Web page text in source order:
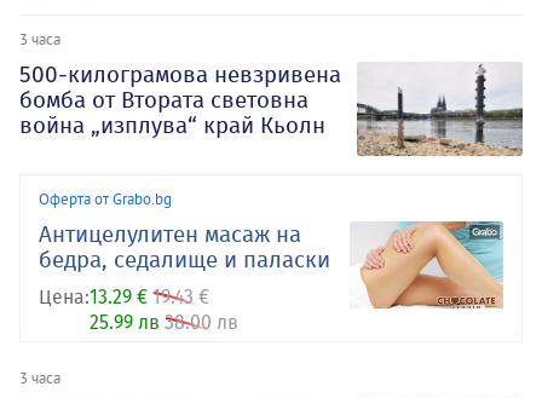
3 часа
500-килограмова невзривена
бомба от Втората световна
война „изплува“ край Кьолн
Оферта от Grabo.bg
Антицелулитен масаж на
бедра, седалище и паласки
Цена:13.29 € 19.43 €
25.99 лв 38.00 лв
3 часа